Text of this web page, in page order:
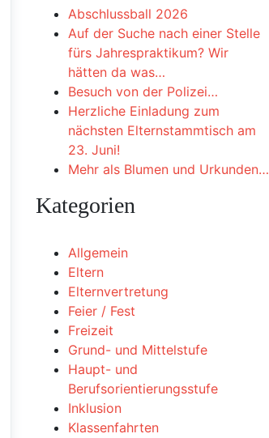
Abschlussball 2026
Auf der Suche nach einer Stelle
fürs Jahrespraktikum? Wir
hätten da was…
Besuch von der Polizei…
Herzliche Einladung zum
nächsten Elternstammtisch am
23. Juni!
Mehr als Blumen und Urkunden…
Kategorien
Allgemein
Eltern
Elternvertretung
Feier / Fest
Freizeit
Grund- und Mittelstufe
Haupt- und
Berufsorientierungsstufe
Inklusion
Klassenfahrten